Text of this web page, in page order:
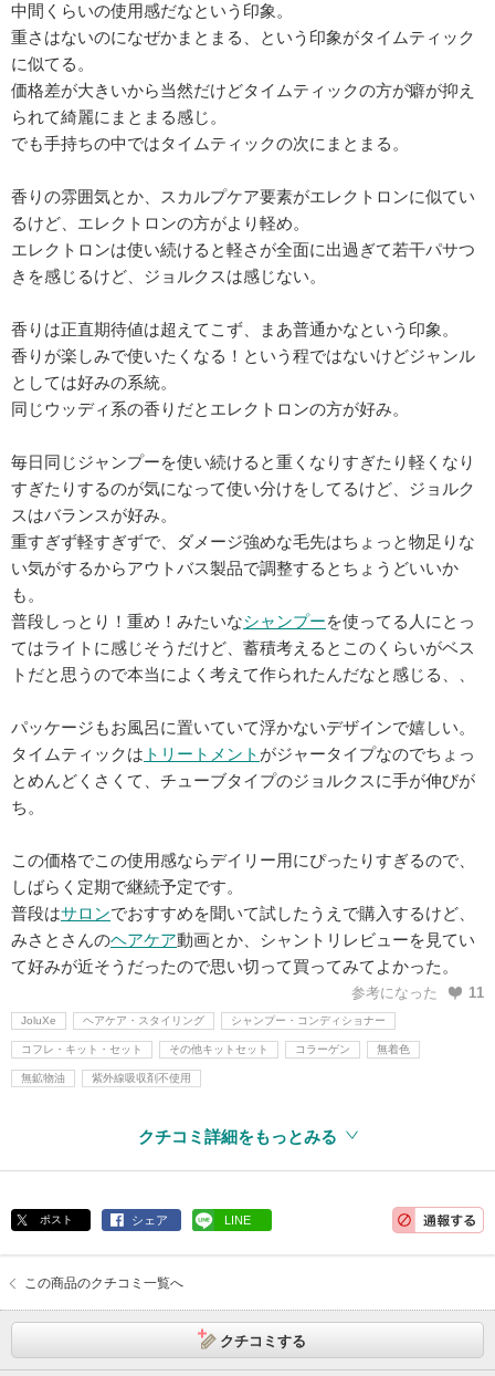
中間くらいの使用感だなという印象。
重さはないのになぜかまとまる、という印象がタイムティック
に似てる。
価格差が大きいから当然だけどタイムティックの方が癖が抑え
られて綺麗にまとまる感じ。
でも手持ちの中ではタイムティックの次にまとまる。
香りの雰囲気とか、スカルプケア要素がエレクトロンに似てい
るけど、エレクトロンの方がより軽め。
エレクトロンは使い続けると軽さが全面に出過ぎて若干パサつ
きを感じるけど、ジョルクスは感じない。
香りは正直期待値は超えてこず、まあ普通かなという印象。
香りが楽しみで使いたくなる！という程ではないけどジャンル
としては好みの系統。
同じウッディ系の香りだとエレクトロンの方が好み。
毎日同じジャンプーを使い続けると重くなりすぎたり軽くなり
すぎたりするのが気になって使い分けをしてるけど、ジョルク
スはバランスが好み。
重すぎず軽すぎずで、ダメージ強めな毛先はちょっと物足りな
い気がするからアウトバス製品で調整するとちょうどいいか
も。
普段しっとり！重め！みたいなシャンプーを使ってる人にとっ
てはライトに感じそうだけど、蓄積考えるとこのくらいがベス
トだと思うので本当によく考えて作られたんだなと感じる、、
パッケージもお風呂に置いていて浮かないデザインで嬉しい。
タイムティックは トリートメント がジャータイプなのでちょっ
とめんどくさくて、チューブタイプのジョルクスに手が伸びが
ち。
この価格でこの使用感ならデイリー用にぴったりすぎるので、
しばらく定期で継続予定です。
普段はサロンでおすすめを聞いて試したうえで購入するけど、
みさとさんのヘアケア動画とか、シャントリレビューを見てい
て好みが近そうだったので思い切って買ってみてよかった。
参考になった 11
JoluXe ヘアケア・スタイリング シャンプー・コンディショナー
コフレ・キット・セット その他キットセット コラーゲン 無着色
無鉱物油 紫外線吸収剤不使用
クチコミ詳細をもっとみる
ポスト シェア LINE
この商品のクチコミ一覧へ
クチコミする